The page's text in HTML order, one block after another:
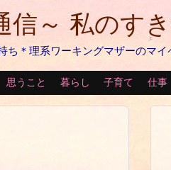
信～ 私のす
ち＊理系ワーキングマザーのマイ
思うこと 暮らし 子育て 仕事